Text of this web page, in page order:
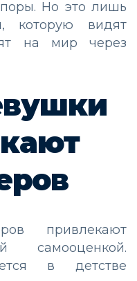
Но это лишь
которую видят
на мир через
привлекают
в детстве